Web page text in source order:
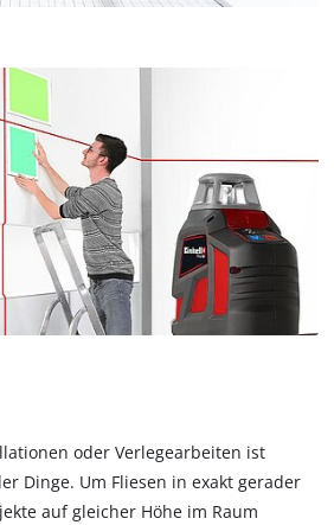
oder Verlegearbeiten ist
Dinge. Um Fliesen in exakt gerader
auf gleicher Höhe im Raum